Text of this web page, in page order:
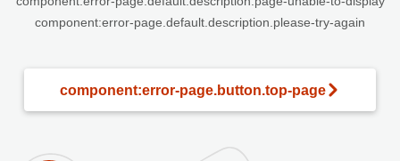
component:error-page.default.description.please-try-again
component:error-page.button.top-page